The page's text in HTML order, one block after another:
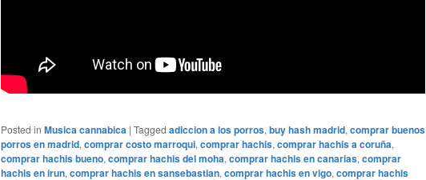
Posted in Musica cannabica | Tagged adiccion a los porros, buy hash madrid, comprar buenos
porros en madrid, comprar costo marroqui, comprar hachis, comprar hachis a coruña,
comprar hachis bueno, comprar hachis del moha, comprar hachis en canarias, comprar
hachis en irun, comprar hachis en sansebastian, comprar hachis en vigo, comprar hachis